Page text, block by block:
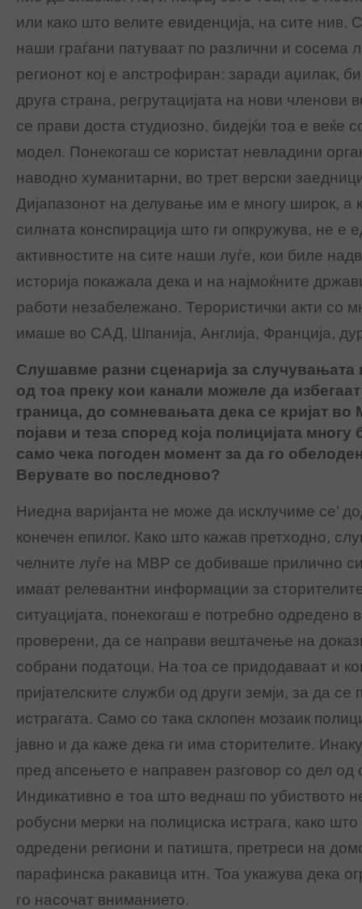
или како што велите евиденција, на сите нив.
наши граѓани патуваат по различни и сосема
регионот кој е апстрофиран: заради аџилак,
друга страна, регрутацијата на нови членови
се прави доста студиозно, бидејќи тоа е веќе
модел. Понекогаш се користат невладини
наводно хуманитарни, во трет верски
Дијапазонот на делување им е многу широк, а
силната конспирација што ги опкружува, не е
активностите на сите наши луѓе, кои биле
историја покажала дека и на најмоќните
работи незабележано. Терористички акти со
имаше во САД, Шпанија, Англија, Франција,
Слушавме разни сценарија за
од тоа преку кои канали можеле да
граница, до сомневањата дека се кријат во
појави и теза според која полицијата
само чека погоден момент за да го
Верувате во последново?
Ниедна варијанта не може да исклучиме се’
конечен епилог. Како што кажав претходно,
челните луѓе на МВР се добиваше прилично
имаат релевантни информации за
ситуацијата, понекогаш е потребно одредено
проверени, да се направи вештачење на
собрани податоци. На тоа се придодаваат и
пријателските служби од други земји, за да се
истрагата. Само со така склопен мозаик
јавно и да каже дека ги има сторителите.
пред апсењето е направен разговор со дел од
Индикативно е тоа што веднаш по убиството
робусни мерки на полициска истрага, како
одредени региони и патишта, претреси на
парафинска ракавица итн. Тоа укажува дека
го насочат вниманието.